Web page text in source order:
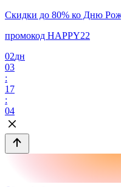
Скидки до 80% ко Дню
промокод HAPPY22
02дн
03
:
17
:
04